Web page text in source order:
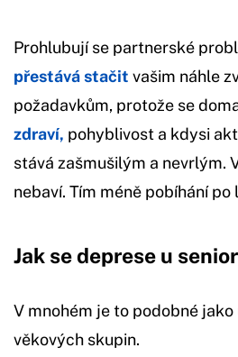
Prohlubují se partnerské
přestává stačit vašim náhle
požadavkům, protože se
zdraví, pohyblivost a kdysi
stává zašmušilým a nevrlým.
nebaví. Tím méně pobíhání po
Jak se deprese u
V mnohém je to podobné
věkových skupin.